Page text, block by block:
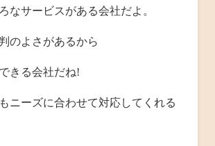
なサービスがある会社だよ。
のよさがあるから
きる会社だね!
ニーズに合わせて対応してくれる